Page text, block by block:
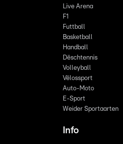
Live Arena
F1
Futtball
Basketball
Handball
Dëschtennis
Volleyball
Vëlossport
Auto-Moto
E-Sport
Weider Sportaarten
Info